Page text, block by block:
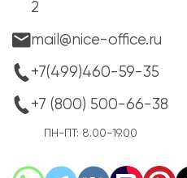
2
mail@nice-office.ru
+7(499)460-59-35
+7 (800) 500-66-38
ПН-ПТ: 8.00-19.00